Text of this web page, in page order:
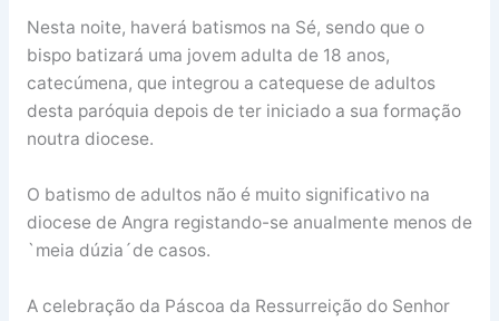
Nesta noite, haverá batismos na Sé, sendo que o
bispo batizará uma jovem adulta de 18 anos,
catecúmena, que integrou a catequese de adultos
desta paróquia depois de ter iniciado a sua formação
noutra diocese.
O batismo de adultos não é muito significativo na
diocese de Angra registando-se anualmente menos de
`meia dúzia´de casos.
A celebração da Páscoa da Ressurreição do Senhor